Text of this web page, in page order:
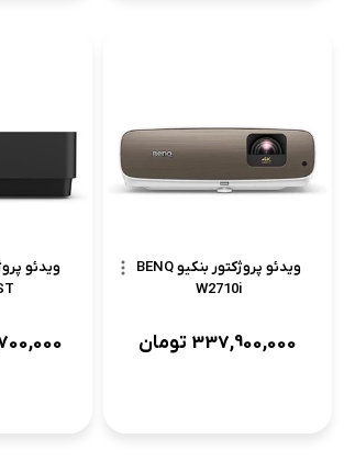
ویدئو پروژکتور بنکیو BENQ
W2710i
337,900,000 تومان